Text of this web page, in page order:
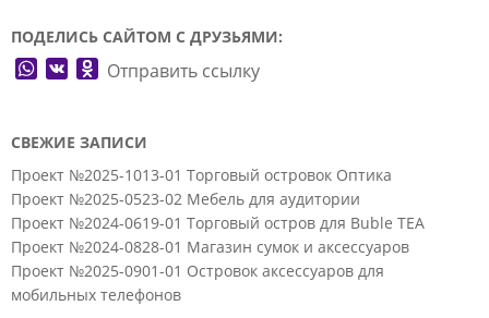
ПОДЕЛИСЬ САЙТОМ С ДРУЗЬЯМИ:
WhatsApp
VK Odnoklassniki
Отправить ссылку
СВЕЖИЕ ЗАПИСИ
Проект №2025-1013-01 Торговый островок Оптика
Проект №2025-0523-02 Мебель для аудитории
Проект №2024-0619-01 Торговый остров для Buble TEA
Проект №2024-0828-01 Магазин сумок и аксессуаров
Проект №2025-0901-01 Островок аксессуаров для
мобильных телефонов